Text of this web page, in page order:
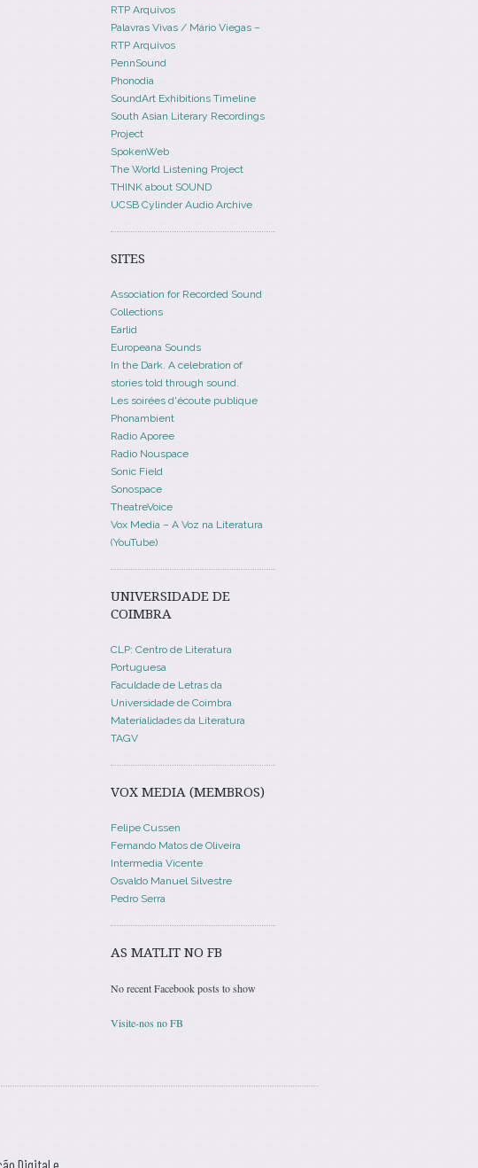
RTP Arquivos
Palavras Vivas / Mário Viegas –
RTP Arquivos
PennSound
Phonodia
SoundArt Exhibitions Timeline
South Asian Literary Recordings
Project
SpokenWeb
The World Listening Project
THINK about SOUND
UCSB Cylinder Audio Archive
SITES
Association for Recorded Sound
Collections
Earlid
Europeana Sounds
In the Dark. A celebration of
stories told through sound.
Les soirées d'écoute publique
Phonambient
Radio Aporee
Radio Nouspace
Sonic Field
Sonospace
TheatreVoice
Vox Media – A Voz na Literatura
(YouTube)
UNIVERSIDADE DE
COIMBRA
CLP: Centro de Literatura
Portuguesa
Faculdade de Letras da
Universidade de Coimbra
Materialidades da Literatura
TAGV
VOX MEDIA (MEMBROS)
Felipe Cussen
Fernando Matos de Oliveira
Intermedia Vicente
Osvaldo Manuel Silvestre
Pedro Serra
AS MATLIT NO FB
No recent Facebook posts to show
Visite-nos no FB